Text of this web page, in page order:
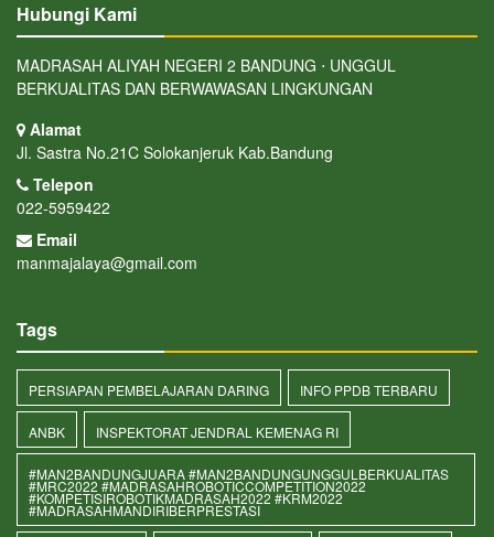
Hubungi Kami
MADRASAH ALIYAH NEGERI 2 BANDUNG ⋅ UNGGUL
BERKUALITAS DAN BERWAWASAN LINGKUNGAN
Alamat
Jl. Sastra No.21C Solokanjeruk Kab.Bandung
Telepon
022-5959422
Email
manmajalaya@gmail.com
Tags
PERSIAPAN PEMBELAJARAN DARING INFO PPDB TERBARU
ANBK INSPEKTORAT JENDRAL KEMENAG RI
#MAN2BANDUNGJUARA #MAN2BANDUNGUNGGULBERKUALITAS
#MRC2022 #MADRASAHROBOTICCOMPETITION2022
#KOMPETISIROBOTIKMADRASAH2022 #KRM2022
#MADRASAHMANDIRIBERPRESTASI